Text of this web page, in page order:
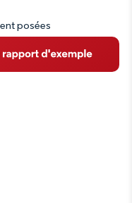
DU MARCHÉ
du marché
posées